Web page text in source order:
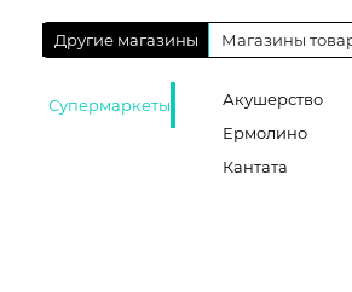
Другие магазины Магазины
Супермаркеты
Акушерство
Ермолино
Кантата